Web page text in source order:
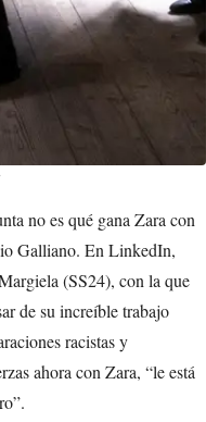
no es qué gana Zara con
Galliano. En LinkedIn,
(SS24), con la que
de su increíble trabajo
racistas y
ahora con Zara, “le está